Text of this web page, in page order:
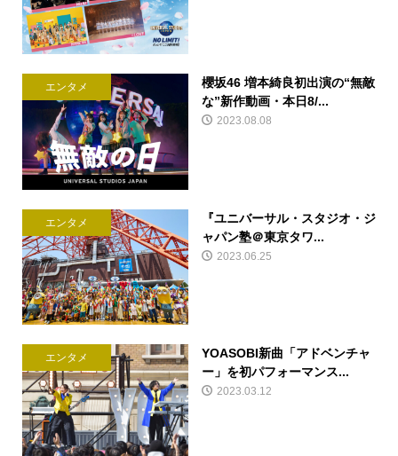
エンタメ
櫻坂46 増本綺良初出演の“無敵
な”新作動画・本日8/...
2023.08.08
エンタメ
『ユニバーサル・スタジオ・ジ
ャパン塾＠東京タワ...
2023.06.25
エンタメ
YOASOBI新曲「アドベンチャ
ー」を初パフォーマンス...
2023.03.12